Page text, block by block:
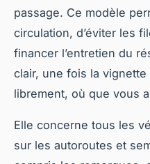
passage. Ce modèle
circulation, d’éviter les
financer l’entretien du
clair, une fois la
librement, où que vous
Elle concerne tous les
sur les autoroutes et